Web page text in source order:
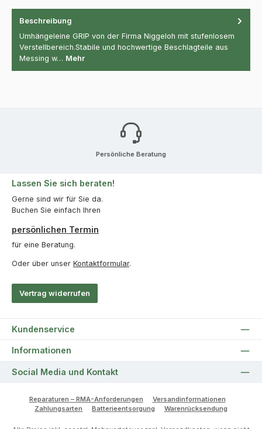
Beschreibung
Umhängeleine GRIP von der Firma Niggeloh mit stufenlosem
Verstellbereich.Stabile und hochwertige Beschlagteile aus
Messing w… Mehr
Persönliche Beratung
Lassen Sie sich beraten!
Gerne sind wir für Sie da.
Buchen Sie einfach Ihren
persönlichen Termin
für eine Beratung.
Oder über unser Kontaktformular.
Vertrag widerrufen
Kundenservice
Informationen
Social Media und Kontakt
Reparaturen – RMA-Anforderungen
Versandinformationen
Zahlungsarten
Batterieentsorgung Warenrücksendung